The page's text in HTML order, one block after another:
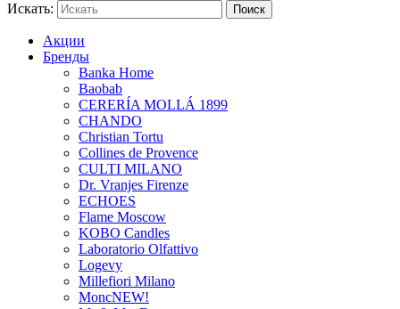
Искать:
Акции
Бренды
Banka Home
Baobab
CERERÍA MOLLÁ 1899
CHANDO
Christian Tortu
Collines de Provence
CULTI MILANO
Dr. Vranjes Firenze
ECHOES
Flame Moscow
KOBO Candles
Laboratorio Olfattivo
Logevy
Millefiori Milano
MoncNEW!